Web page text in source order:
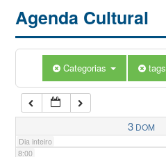
Agenda Cultural
Categorias tags
3 DOM
Dia inteiro
5:00
7:00
8:00